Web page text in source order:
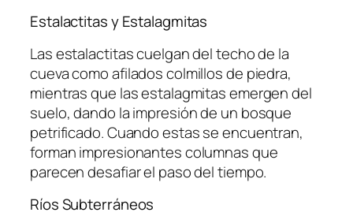
Estalactitas y Estalagmitas
Las estalactitas cuelgan del techo de la
cueva como afilados colmillos de piedra,
mientras que las estalagmitas emergen del
suelo, dando la impresión de un bosque
petrificado. Cuando estas se encuentran,
forman impresionantes columnas que
parecen desafiar el paso del tiempo.
Ríos Subterráneos